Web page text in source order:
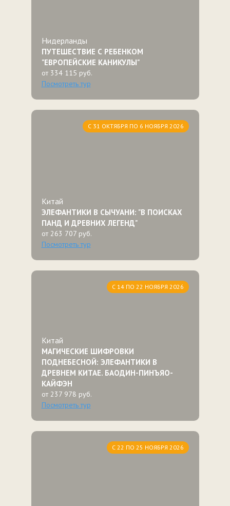
Нидерланды
ПУТЕШЕСТВИЕ С РЕБЕНКОМ
"ЕВРОПЕЙСКИЕ КАНИКУЛЫ"
от 334 115 руб.
Посмотреть тур
С 31 ОКТЯБРЯ ПО 6 НОЯБРЯ 2026
Китай
ЭЛЕФАНТИКИ В СЫЧУАНИ: "В ПОИСКАХ
ПАНД И ДРЕВНИХ ЛЕГЕНД"
от 263 707 руб.
Посмотреть тур
С 14 ПО 22 НОЯБРЯ 2026
Китай
МАГИЧЕСКИЕ ШИФРОВКИ
ПОДНЕБЕСНОЙ: ЭЛЕФАНТИКИ В
ДРЕВНЕМ КИТАЕ. БАОДИН-ПИНЪЯО-
КАЙФЭН
от 237 978 руб.
Посмотреть тур
С 22 ПО 25 НОЯБРЯ 2026